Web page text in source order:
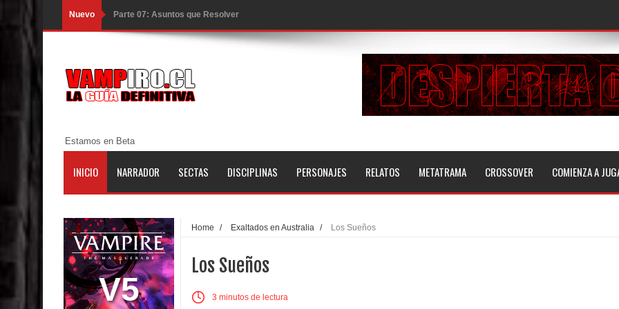
Nuevo Parte 06: El Trato con los Muertos
Parte 04: Se Descubre el Pastel
Parte 03: Una Piraña en el Bidé
Parte 06: Coletazos
Parte 05: Los Horrores del Infierno
Parte 04: Oídos Sordos
Parte 03: La Traición
Estamos en Beta
INICIO NARRADOR SECTAS DISCIPLINAS PERSONAJES RELATOS METATRAMA CROSSOVER COMIENZA A
V5
Home / Exaltados en Australia / Los Sueños
Los Sueños
3 minutos de lectura